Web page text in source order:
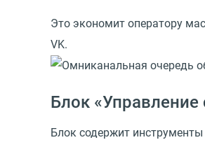
Это экономит оператору
VK.
Блок «Управление
Блок содержит инструменты